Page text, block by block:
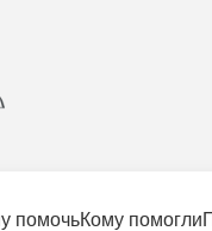
помочьКому помогли